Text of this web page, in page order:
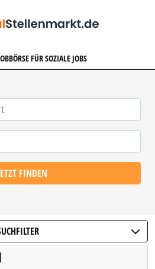
FÜR SOZIALE JOBS
FINDEN